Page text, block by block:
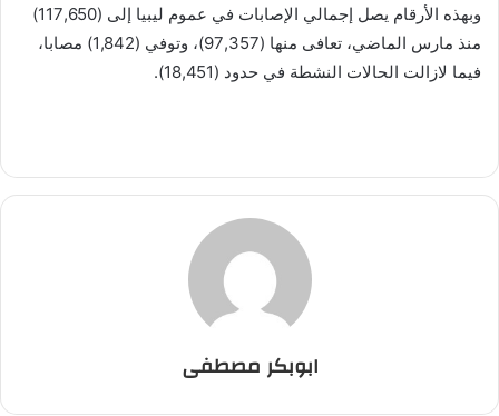
وبهذه الأرقام يصل إجمالي الإصابات في عموم ليبيا إلى (117,650)
منذ مارس الماضي، تعافى منها (97,357)، وتوفي (1,842) مصابا،
فيما لازالت الحالات النشطة في حدود (18,451).
ابوبكر مصطفى